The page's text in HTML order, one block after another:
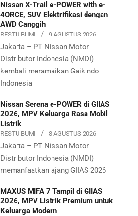
Nissan X-Trail e-POWER with e-
4ORCE, SUV Elektrifikasi dengan
AWD Canggih
RESTU BUMI 9 AGUSTUS 2026
Jakarta – PT Nissan Motor
Distributor Indonesia (NMDI)
kembali meramaikan Gaikindo
Indonesia
Nissan Serena e-POWER di GIIAS
2026, MPV Keluarga Rasa Mobil
Listrik
RESTU BUMI 8 AGUSTUS 2026
Jakarta – PT Nissan Motor
Distributor Indonesia (NMDI)
memanfaatkan ajang GIIAS 2026
MAXUS MIFA 7 Tampil di GIIAS
2026, MPV Listrik Premium untuk
Keluarga Modern